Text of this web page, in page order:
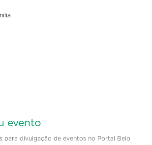
evento
para divulgação de eventos no Portal Belo